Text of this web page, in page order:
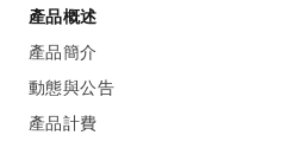
產品概述
產品簡介
動態與公告
產品計費